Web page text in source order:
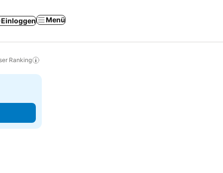
Einloggen Menü
Ranking